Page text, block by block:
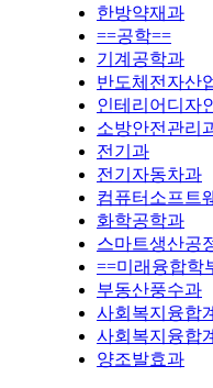
한방약재과
==공학==
기계공학과
반도체전자산
인테리어디자
소방안전관리
전기과
전기자동차과
컴퓨터소프트
화학공학과
스마트생산공
==미래융합학
부동산풍수과
사회복지융합
사회복지융합
양조발효과